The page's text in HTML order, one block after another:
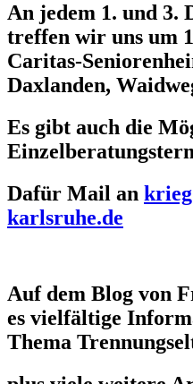
An jedem 1. und 3.
treffen wir uns um
Caritas-
Daxlanden,
Es gibt auch die
Dafür Mail an
karlsruhe.de
Auf dem Blog von
es vielfältige
Thema